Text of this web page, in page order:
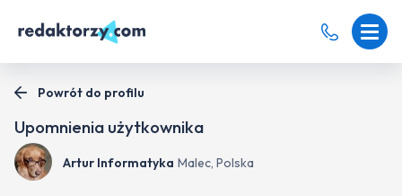
Upomnienia użytkownika
Artur Informatyka Malec, Polska
Powrót do profilu